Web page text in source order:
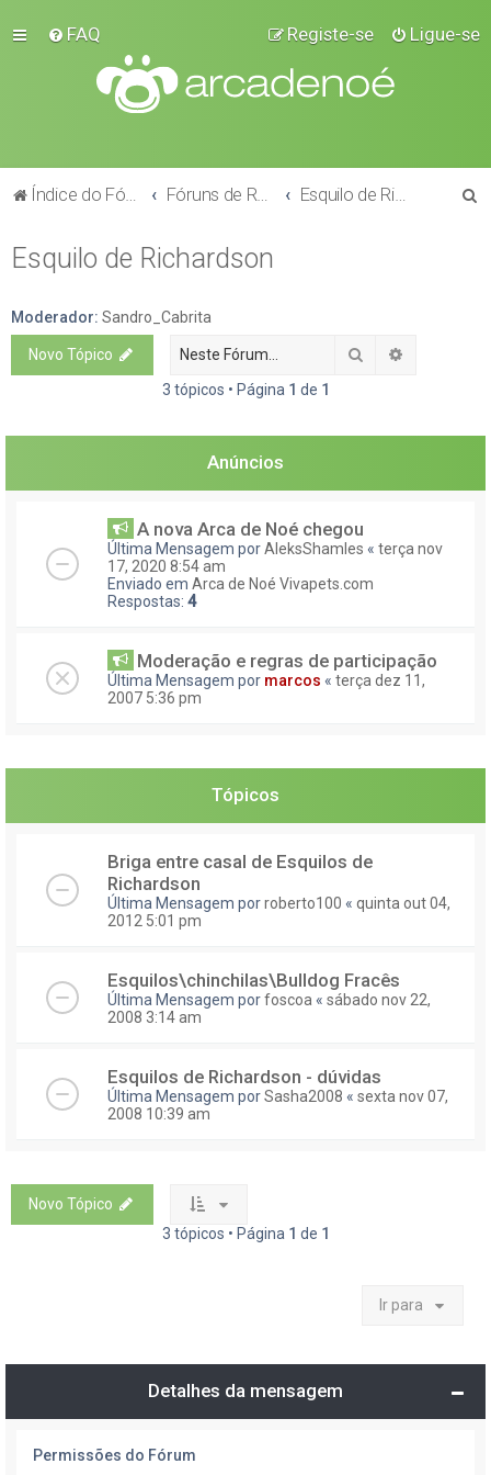
FAQ Ligue-se
Registe-se
Índice do Fórum Esquilo de Richardson
r
Esquilo de Richardson
Moderador: Sandro_Cabrita
Novo Tópico Pesquisar
3 tópicos • Página 1 de 1
Anúncios
A nova Arca de Noé chegou
Última Mensagem porAleksShamles « terça nov
17, 2020 8:54 am
Enviado em Arca de Noé Vivapets.com
Respostas: 4
Moderação e regras de participação
Última Mensagem por marcos « terça dez 11,
2007 5:36 pm
Tópicos
Briga entre casal de Esquilos de
Richardson
Última Mensagem porroberto100 « quinta out 04,
2012 5:01 pm
Esquilos\chinchilas\Bulldog Fracês
Última Mensagem porfoscoa « sábado nov 22,
2008 3:14 am
Esquilos de Richardson - dúvidas
Última Mensagem porSasha2008 « sexta nov 07,
2008 10:39 am
Novo Tópico
3 tópicos • Página 1 de 1
Ir para
Detalhes da mensagem
Permissões do Fórum